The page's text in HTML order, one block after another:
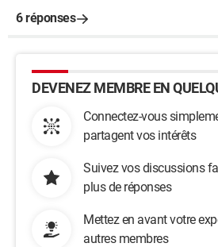
6 réponses
DEVENEZ MEMBRE EN
Connectez-vous
partagent vos intérêts
Suivez vos discussions
plus de réponses
Mettez en avant votre
autres membres